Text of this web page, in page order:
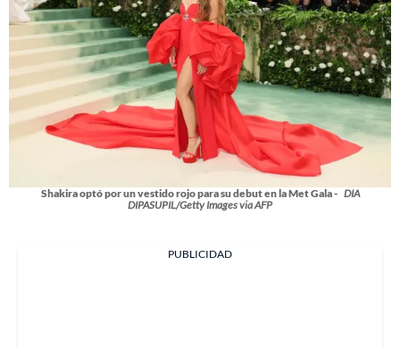
Shakira optó por un vestido rojo para su debut en la Met Gala - DIA
DIPASUPIL/Getty Images via AFP
PUBLICIDAD